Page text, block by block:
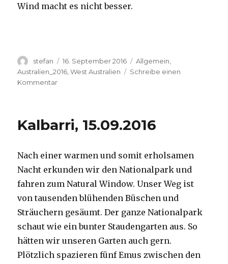
Wind macht es nicht besser.
Autor
stefan
Veröffentlicht
am
16. September 2016 Kategorien
Allgemein
Australien_2016 ,West Australien
Schreibe einen
Kommentarzu
Kalbarri, 15.09.2016
Nach einer warmen und somit erholsamen
Nacht erkunden wir den Nationalpark und
fahren zum Natural Window. Unser Weg ist
von tausenden blühenden Büschen und
Sträuchern gesäumt. Der ganze Nationalpark
schaut wie ein bunter Staudengarten aus. So
hätten wir unseren Garten auch gern.
Plötzlich spazieren fünf Emus zwischen den